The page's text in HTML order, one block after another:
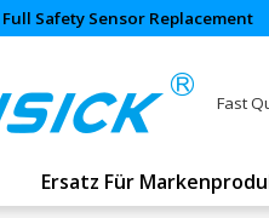
Safety Sensor Replacement
Fast
Ersatz Für